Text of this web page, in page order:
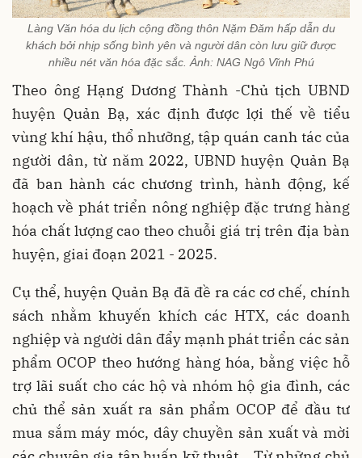
Làng Văn hóa du lịch cộng đồng thôn Nặm Đăm hấp dẫn du
khách bởi nhịp sống bình yên và người dân còn lưu giữ được
nhiều nét văn hóa đặc sắc. Ảnh: NAG Ngô Vĩnh Phú
Theo ông Hạng Dương Thành -Chủ tịch UBND
huyện Quản Bạ, xác định được lợi thế về tiểu
vùng khí hậu, thổ nhưỡng, tập quán canh tác của
người dân, từ năm 2022, UBND huyện Quản Bạ
đã ban hành các chương trình, hành động, kế
hoạch về phát triển nông nghiệp đặc trưng hàng
hóa chất lượng cao theo chuỗi giá trị trên địa bàn
huyện, giai đoạn 2021 - 2025.
Cụ thể, huyện Quản Bạ đã đề ra các cơ chế, chính
sách nhằm khuyến khích các HTX, các doanh
nghiệp và người dân đẩy mạnh phát triển các sản
phẩm OCOP theo hướng hàng hóa, bằng việc hỗ
trợ lãi suất cho các hộ và nhóm hộ gia đình, các
chủ thể sản xuất ra sản phẩm OCOP để đầu tư
mua sắm máy móc, dây chuyền sản xuất và mời